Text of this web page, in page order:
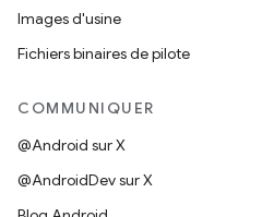
Images d'usine
Fichiers binaires de pilote
COMMUNIQUER
@Android sur X
@AndroidDev sur X